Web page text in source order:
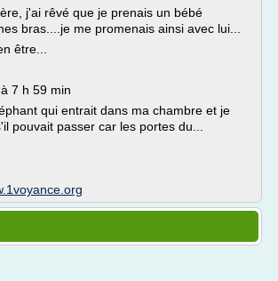
j'ai rêvé que je prenais un bébé
bras....je me promenais ainsi avec lui...
être...
7 h 59 min
qui entrait dans ma chambre et je
pouvait passer car les portes du...